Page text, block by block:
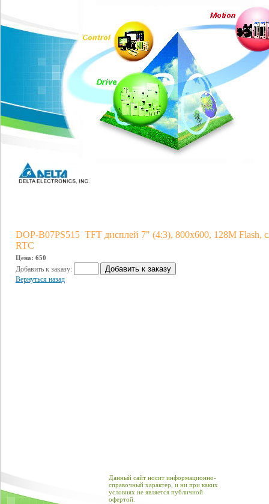
DOP-B07PS515 TFT дисплей 7" (4:3), 800х600, 128M Flash,
RTC
Цена: 650
Добавить к заказу:
Вернуться назад
Данный сайт носит информационно-
справочный характер, и ни при каких
условиях не является публичной
офертой.